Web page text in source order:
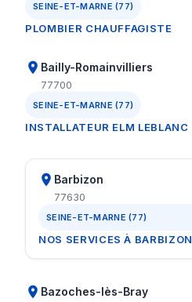
SEINE-ET-MARNE (77)
PLOMBIER CHAUFFAGISTE
Bailly-Romainvilliers
77700
SEINE-ET-MARNE (77)
INSTALLATEUR ELM LEBLANC
Barbizon
77630
SEINE-ET-MARNE (77)
NOS SERVICES À BARBIZON
Bazoches-lès-Bray